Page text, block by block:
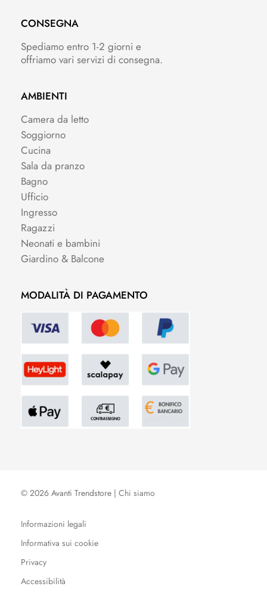
CONSEGNA
Spediamo entro 1-2 giorni e
offriamo vari servizi di consegna.
AMBIENTI
Camera da letto
Soggiorno
Cucina
Sala da pranzo
Bagno
Ufficio
Ingresso
Ragazzi
Neonati e bambini
Giardino & Balcone
MODALITÀ DI PAGAMENTO
© 2026 Avanti Trendstore | Chi siamo
Informazioni legali
Informativa sui cookie
Privacy
Accessibilità